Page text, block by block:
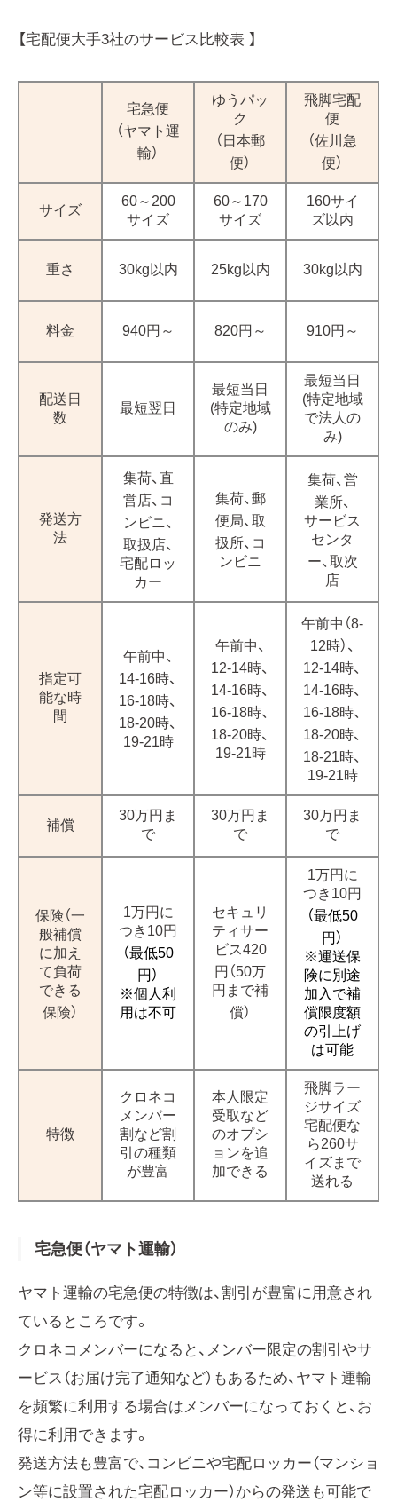
【宅配便大手3社のサービス比較表 】
宅急便
（ヤマト運
輸）
ゆうパッ
ク
（日本郵
便）
飛脚宅配
便
（佐川急
便）
サイズ
60～200
サイズ
60～170
サイズ
160サイ
ズ以内
重さ 30kg以内 25kg以内 30kg以内
料金 940円～ 820円～ 910円～
配送日
数
最短翌日
最短当日
(特定地域
のみ)
最短当日
(特定地域
で法人の
み)
発送方
法
集荷、直
営店、コ
ンビニ、
取扱店、
宅配ロッ
カー
集荷、郵
便局、取
扱所、コ
ンビニ
集荷、営
業所、
サービス
センタ
ー、取次
店
指定可
能な時
間
午前中、
14-16時、
16-18時、
18-20時、
19-21時
午前中、
12-14時、
14-16時、
16-18時、
18-20時、
19-21時
午前中（8-
12時）、
12-14時、
14-16時、
16-18時、
18-20時、
18-21時、
19-21時
補償
30万円ま
で
30万円ま
で
30万円ま
で
保険（一
般補償
に加え
て負荷
できる
保険）
1万円に
つき10円
（最低50
円）
※個人利
用は不可
セキュリ
ティサー
ビス420
円（50万
円まで補
償）
1万円に
つき10円
（最低50
円）
※運送保
険に別途
加入で補
償限度額
の引上げ
は可能
特徴
クロネコ
メンバー
割など割
引の種類
が豊富
本人限定
受取など
のオプシ
ョンを追
加できる
飛脚ラー
ジサイズ
宅配便な
ら260サ
イズまで
送れる
宅急便（ヤマト運輸）
ヤマト運輸の宅急便の特徴は、割引が豊富に用意され
ているところです。
クロネコメンバーになると、メンバー限定の割引やサ
ービス（お届け完了通知など）もあるため、ヤマト運輸
を頻繁に利用する場合はメンバーになっておくと、お
得に利用できます。
発送方法も豊富で、コンビニや宅配ロッカー（マンショ
ン等に設置された宅配ロッカー）からの発送も可能で